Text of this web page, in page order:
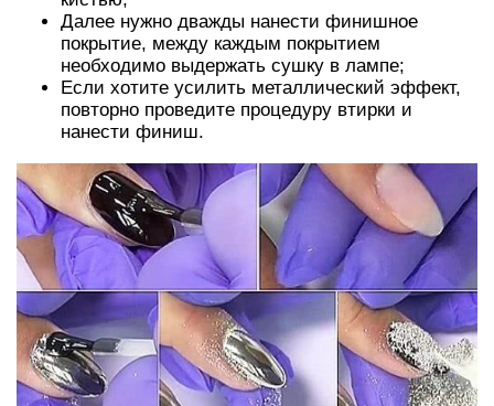
Далее нужно дважды нанести финишное
покрытие, между каждым покрытием
необходимо выдержать сушку в лампе;
Если хотите усилить металлический эффект,
повторно проведите процедуру втирки и
нанести финиш.